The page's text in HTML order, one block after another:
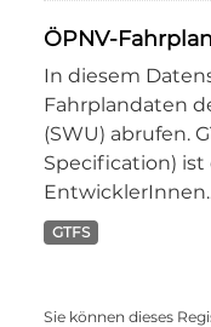
ÖPNV-
In diesem
Fahrplandaten
(SWU) abrufen.
Specification) ist
GTFS
Sie können dieses